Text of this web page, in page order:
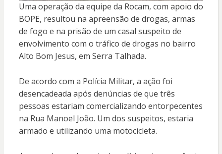
Uma operação da equipe da Rocam, com apoio do
BOPE, resultou na apreensão de drogas, armas
de fogo e na prisão de um casal suspeito de
envolvimento com o tráfico de drogas no bairro
Alto Bom Jesus, em Serra Talhada.
De acordo com a Polícia Militar, a ação foi
desencadeada após denúncias de que três
pessoas estariam comercializando entorpecentes
na Rua Manoel João. Um dos suspeitos, estaria
armado e utilizando uma motocicleta.